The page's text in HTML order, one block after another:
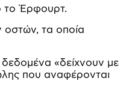
το Έρφουρτ.
οστών, τα οποία
«δείχνουν με
που αναφέρονται